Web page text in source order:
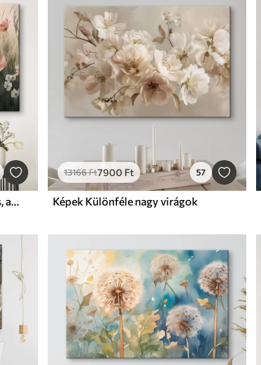
Képek Virágok a réten, rusztikus, akril stílusban
13166Ft7900 Ft 57
Képek Különféle nagy virágok